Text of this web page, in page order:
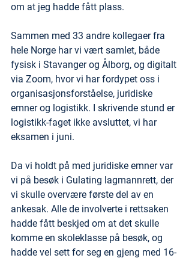
om at jeg hadde fått plass.
Sammen med 33 andre kollegaer fra
hele Norge har vi vært samlet, både
fysisk i Stavanger og Ålborg, og digitalt
via Zoom, hvor vi har fordypet oss i
organisasjonsforståelse, juridiske
emner og logistikk. I skrivende stund er
logistikk-faget ikke avsluttet, vi har
eksamen i juni.
Da vi holdt på med juridiske emner var
vi på besøk i Gulating lagmannrett, der
vi skulle overvære første del av en
ankesak. Alle de involverte i rettsaken
hadde fått beskjed om at det skulle
komme en skoleklasse på besøk, og
hadde vel sett for seg en gjeng med 16-